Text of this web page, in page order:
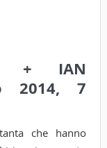
+ IAN
2014, 7
che hanno